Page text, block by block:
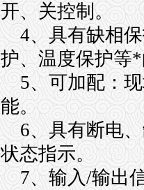
开、关控制。
4、具有缺相保
护、温度保护等
5、可加配：现
能。
6、具有断电、
状态指示。
7、输入/输出信